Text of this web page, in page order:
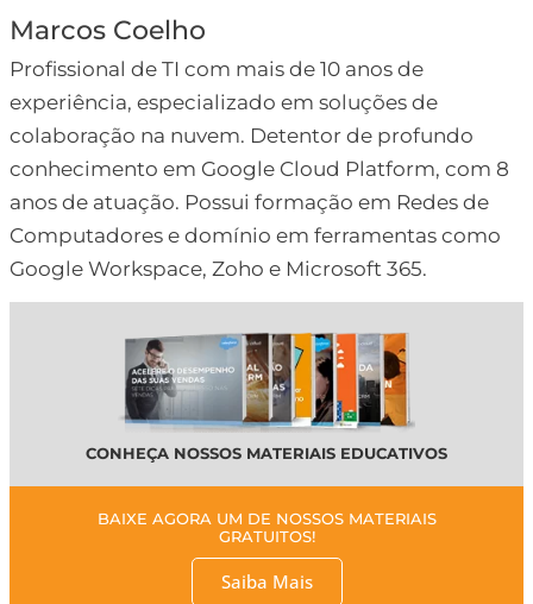
Marcos Coelho
Profissional de TI com mais de 10 anos de
experiência, especializado em soluções de
colaboração na nuvem. Detentor de profundo
conhecimento em Google Cloud Platform, com 8
anos de atuação. Possui formação em Redes de
Computadores e domínio em ferramentas como
Google Workspace, Zoho e Microsoft 365.
CONHEÇA NOSSOS MATERIAIS EDUCATIVOS
BAIXE AGORA UM DE NOSSOS MATERIAIS
GRATUITOS!
Saiba Mais